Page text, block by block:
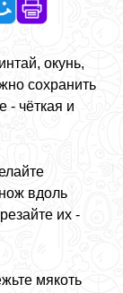
окунь,
сохранить
- чёткая и
вдоль
их -
мякоть